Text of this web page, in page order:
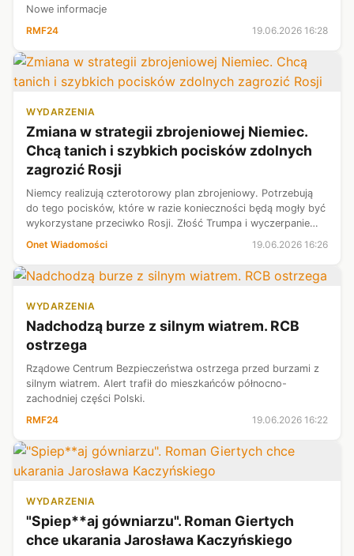
Nowe informacje
RMF24
19.06.2026 16:28
WYDARZENIA
Zmiana w strategii zbrojeniowej Niemiec.
Chcą tanich i szybkich pocisków zdolnych
zagrozić Rosji
Niemcy realizują czterotorowy plan zbrojeniowy. Potrzebują
do tego pocisków, które w razie konieczności będą mogły być
wykorzystane przeciwko Rosji. Złość Trumpa i wyczerpanie
amerykańskich zapasów amunicji przez wojnę w Iranie zmusiły
Onet Wiadomości 19.06.2026 16:26
WYDARZENIA
Nadchodzą burze z silnym wiatrem. RCB
ostrzega
Rządowe Centrum Bezpieczeństwa ostrzega przed burzami z
silnym wiatrem. Alert trafił do mieszkańców północno-
zachodniej części Polski.
RMF24
19.06.2026 16:22
WYDARZENIA
"Spiep**aj gówniarzu". Roman Giertych
chce ukarania Jarosława Kaczyńskiego